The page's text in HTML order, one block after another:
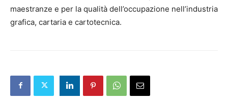
maestranze e per la qualità dell’occupazione nell’industria
grafica, cartaria e cartotecnica.